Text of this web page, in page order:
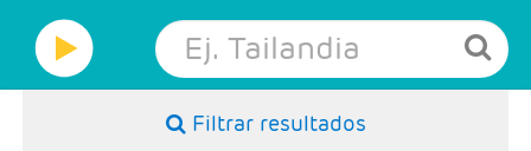
CARIBE
Filtrar resultados